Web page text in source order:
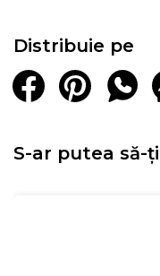
Distribuie pe
S-ar putea să-